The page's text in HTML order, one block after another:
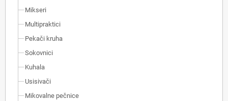
Mikseri
Multipraktici
Pekači kruha
Sokovnici
Kuhala
Usisivači
Mikovalne pečnice